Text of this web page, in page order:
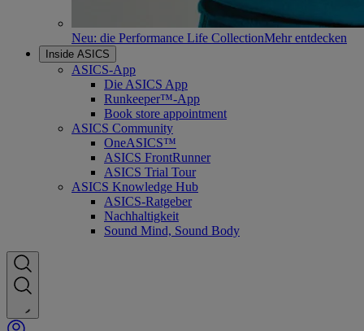
Neu: die Performance Life CollectionMehr entdecken
Inside ASICS
ASICS-App
Die ASICS App
Runkeeper™-App
Book store appointment
ASICS Community
OneASICS™
ASICS FrontRunner
ASICS Trial Tour
ASICS Knowledge Hub
ASICS-Ratgeber
Nachhaltigkeit
Sound Mind, Sound Body